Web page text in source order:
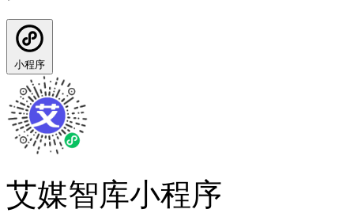
小程序
艾媒智库小程序